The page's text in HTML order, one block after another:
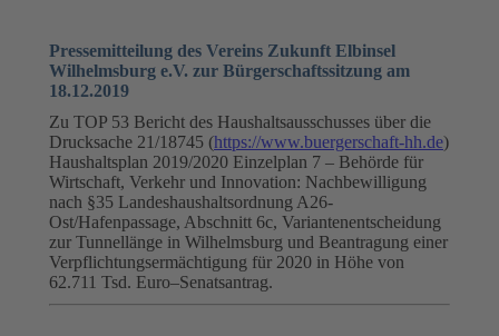
Pressemitteilung des Vereins Zukunft Elbinsel
Wilhelmsburg e.V. zur Bürgerschaftssitzung am
18.12.2019
Zu TOP 53 Bericht des Haushaltsausschusses über die
Drucksache 21/18745 (https://www.buergerschaft-hh.de)
Haushaltsplan 2019/2020 Einzelplan 7 – Behörde für
Wirtschaft, Verkehr und Innovation: Nachbewilligung
nach §35 Landeshaushaltsordnung A26-
Ost/Hafenpassage, Abschnitt 6c, Variantenentscheidung
zur Tunnellänge in Wilhelmsburg und Beantragung einer
Verpflichtungsermächtigung für 2020 in Höhe von
62.711 Tsd. Euro–Senatsantrag.